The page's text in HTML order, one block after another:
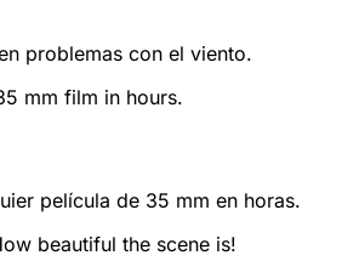
problemas con el viento.
mm film in hours.
película de 35 mm en horas.
beautiful the scene is!